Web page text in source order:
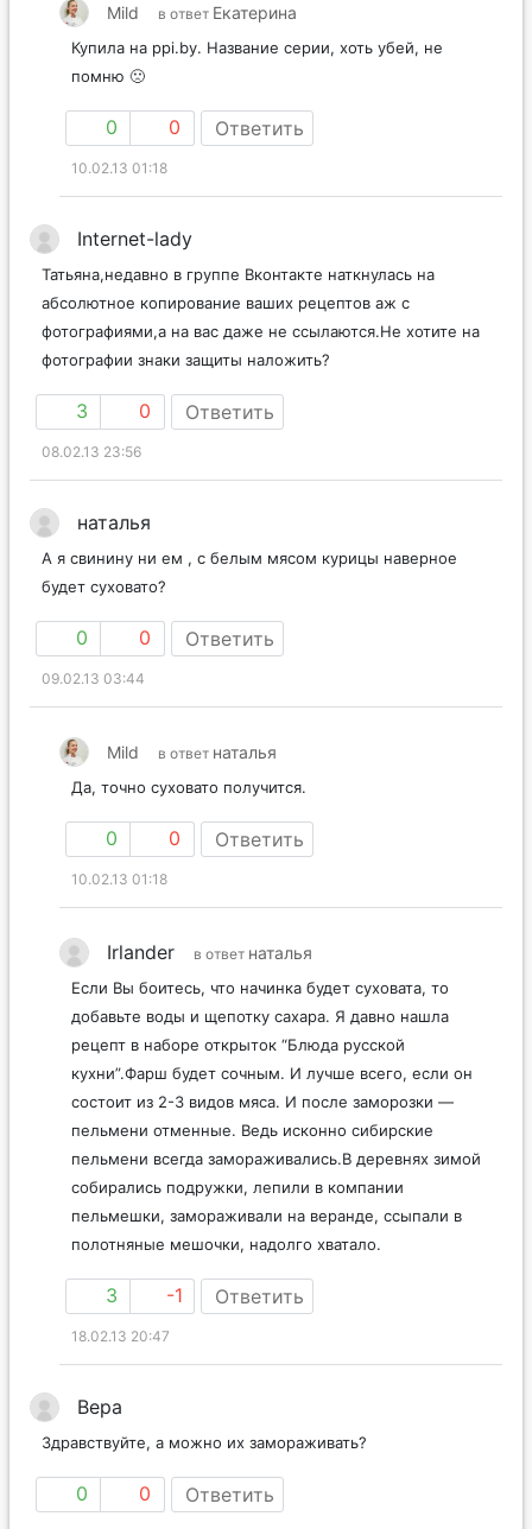
Mild в ответ Екатерина
Купила на ppi.by. Название серии, хоть убей, не
помню 🙁
0 0 Ответить
10.02.13 01:18
Internet-lady
Татьяна,недавно в группе Вконтакте наткнулась на
абсолютное копирование ваших рецептов аж с
фотографиями,а на вас даже не ссылаются.Не хотите на
фотографии знаки защиты наложить?
3 0 Ответить
08.02.13 23:56
наталья
А я свинину ни ем , с белым мясом курицы наверное
будет суховато?
0 0 Ответить
09.02.13 03:44
Mild в ответ наталья
Да, точно суховато получится.
0 0 Ответить
10.02.13 01:18
Irlander в ответ наталья
Если Вы боитесь, что начинка будет суховата, то
добавьте воды и щепотку сахара. Я давно нашла
рецепт в наборе открыток “Блюда русской
кухни”.Фарш будет сочным. И лучше всего, если он
состоит из 2-3 видов мяса. И после заморозки —
пельмени отменные. Ведь исконно сибирские
пельмени всегда замораживались.В деревнях зимой
собирались подружки, лепили в компании
пельмешки, замораживали на веранде, ссыпали в
полотняные мешочки, надолго хватало.
3 -1 Ответить
18.02.13 20:47
Вера
Здравствуйте, а можно их замораживать?
0 0 Ответить